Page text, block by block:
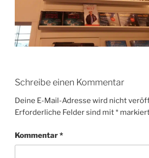
Schreibe einen Kommentar
Deine E-Mail-Adresse wird nicht
Erforderliche Felder sind mit*
Kommentar*